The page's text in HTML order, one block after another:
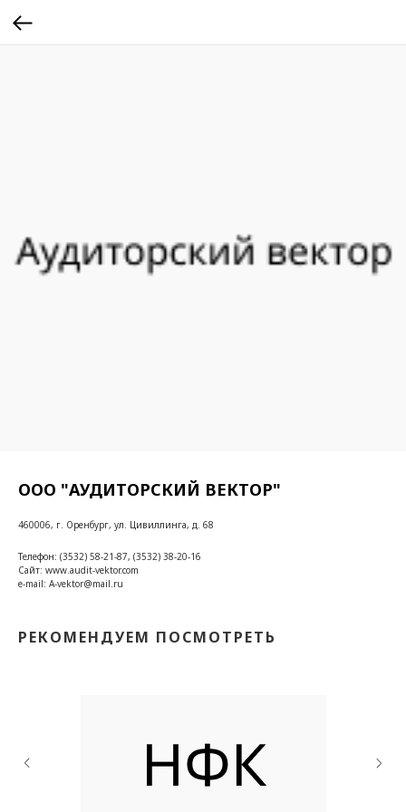
ООО "АУДИТОРСКИЙ ВЕКТОР"
460006, г. Оренбург, ул. Цивиллинга, д. 68
Телефон: (3532) 58-21-87, (3532) 38-20-16
Сайт: www.audit-vektor.com
e-mail: A-vektor@mail.ru
РЕКОМЕНДУЕМ ПОСМОТРЕТЬ